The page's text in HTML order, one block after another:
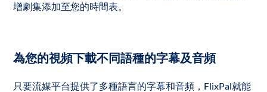
增劇集添加至您的時間表。
為您的視頻下載不同語種的字幕及音頻
只要流媒平台提供了多種語言的字幕和音頻，FlixPal就能